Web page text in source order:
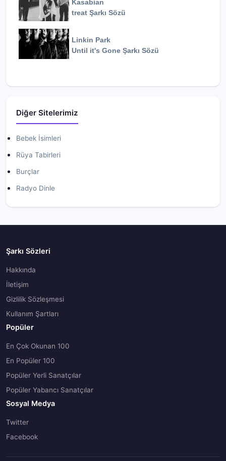
Kasabian
treat Şarkı Sözü
Linkin Park
Until it's Gone Şarkı Sözü
Diğer Sitelerimiz
Bebek İsimleri
Rüya Tabirleri
Burçlar
Radyo Dinle
Şarkı Sözleri
Hakkında
İletişim
Gizlilik Sözleşmesi
Kullanım Şartları
Popüler
En Çok Okunan 100
En Popüler 100
Popüler Yerli Sanatçılar
Popüler Yabancı Sanatçılar
Sosyal Medya
Twitter
Facebook